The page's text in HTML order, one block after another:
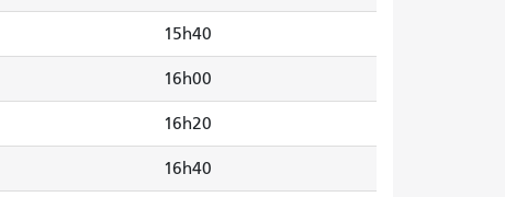
15h40
16h00
16h20
16h40